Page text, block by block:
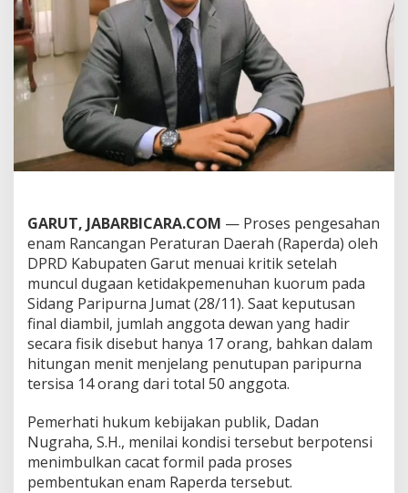
T
A
K
M
M
E
N
U
H
U
O
R
U
M
,
P
E
N
G
E
A
H
A
N
6
GARUT, JABARBICARA.COM — Proses pengesahan
enam Rancangan Peraturan Daerah (Raperda) oleh
DPRD Kabupaten Garut menuai kritik setelah
muncul dugaan ketidakpemenuhan kuorum pada
Sidang Paripurna Jumat (28/11). Saat keputusan
final diambil, jumlah anggota dewan yang hadir
secara fisik disebut hanya 17 orang, bahkan dalam
hitungan menit menjelang penutupan paripurna
tersisa 14 orang dari total 50 anggota.
Pemerhati hukum kebijakan publik, Dadan
Nugraha, S.H., menilai kondisi tersebut berpotensi
menimbulkan cacat formil pada proses
pembentukan enam Raperda tersebut.